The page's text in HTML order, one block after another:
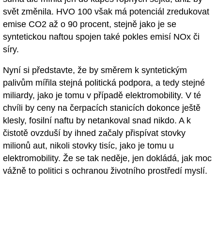
svět změnila. HVO 100 však má potenciál zredukovat
emise CO2 až o 90 procent, stejně jako je se
syntetickou naftou spojen také pokles emisí NOx či
síry.
Nyní si představte, že by směrem k syntetickým
palivům mířila stejná politická podpora, a tedy stejné
miliardy, jako je tomu v případě elektromobility. V té
chvíli by ceny na čerpacích stanicích dokonce ještě
klesly, fosilní naftu by netankoval snad nikdo. A k
čistotě ovzduší by ihned začaly přispívat stovky
milionů aut, nikoli stovky tisíc, jako je tomu u
elektromobility. Že se tak neděje, jen dokládá, jak moc
vážně to politici s ochranou životního prostředí myslí.